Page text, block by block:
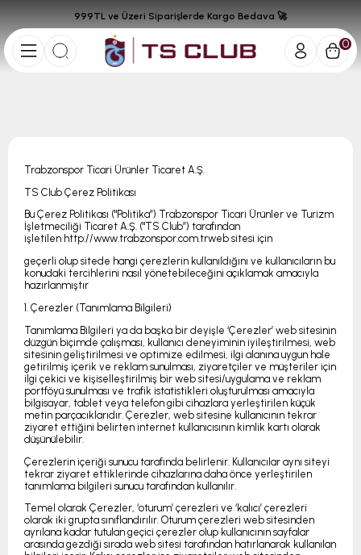
0
999TL ve Üzeri Siparişlerde Kargo Bedava 🚀
Trabzonspor Ticari Ürünler Ticaret A.Ş.
TS Club Çerez Politikası
Bu Çerez Politikası ("Politika”) Trabzonspor Ticari Ürünler ve Turizm
İşletmeciliği Ticaret A.Ş. ("TS Club”) tarafından
işletilen http://www.trabzonspor.com.trweb sitesi için
geçerli olup sitede hangi çerezlerin kullanıldığını ve kullanıcıların bu
konudaki tercihlerini nasıl yönetebileceğini açıklamak amacıyla
hazırlanmıştır
1. Çerezler (Tanımlama Bilgileri)
Tanımlama Bilgileri ya da başka bir deyişle ‘Çerezler’ web sitesinin
düzgün biçimde çalışması, kullanıcı deneyiminin iyileştirilmesi, web
sitesinin geliştirilmesi ve optimize edilmesi, ilgi alanına uygun hale
getirilmiş içerik ve reklam sunulması, ziyaretçiler ve müşteriler için
ilgi çekici ve kişiselleştirilmiş bir web sitesi/uygulama ve reklam
portföyü sunulması ve trafik istatistikleri oluşturulması amacıyla
bilgisayar, tablet veya telefon gibi cihazlara yerleştirilen küçük
metin parçacıklarıdır. Çerezler, web sitesine kullanıcının tekrar
ziyaret ettiğini belirten internet kullanıcısının kimlik kartı olarak
düşünülebilir.
Çerezlerin içeriği sunucu tarafında belirlenir. Kullanıcılar aynı siteyi
tekrar ziyaret ettiklerinde cihazlarına daha önce yerleştirilen
tanımlama bilgileri sunucu tarafından kullanılır.
Temel olarak Çerezler, ‘oturum’ çerezleri ve ‘kalıcı’ çerezleri
olarak iki grupta sınıflandırılır. Oturum çerezleri web sitesinden
ayrılana kadar tutulan geçici çerezler olup kullanıcının sayfalar
arasında gezdiği sırada web sitesi tarafından hatırlanarak kullanılan